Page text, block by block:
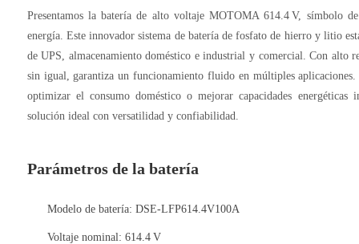
Presentamos la batería de alto voltaje MOTOMA 614.4 V, símbolo
energía. Este innovador sistema de batería de fosfato de hierro y litio
de UPS, almacenamiento doméstico e industrial y comercial. Con alto
sin igual, garantiza un funcionamiento fluido en múltiples
optimizar el consumo doméstico o mejorar capacidades energéticas
solución ideal con versatilidad y confiabilidad.
Parámetros de la batería
Modelo de batería: DSE‑LFP614.4V100A
Voltaje nominal: 614.4 V